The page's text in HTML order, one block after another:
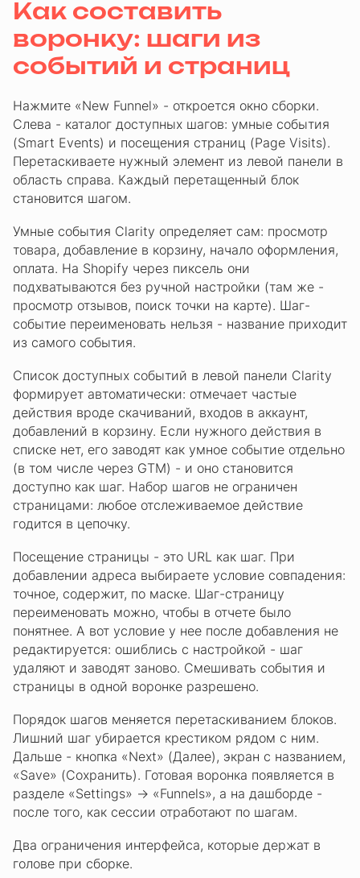
Как составить
воронку: шаги из
событий и страниц
Нажмите «New Funnel» - откроется окно сборки.
Слева - каталог доступных шагов: умные события
(Smart Events) и посещения страниц (Page Visits).
Перетаскиваете нужный элемент из левой панели в
область справа. Каждый перетащенный блок
становится шагом.
Умные события Clarity определяет сам: просмотр
товара, добавление в корзину, начало оформления,
оплата. На Shopify через пиксель они
подхватываются без ручной настройки (там же -
просмотр отзывов, поиск точки на карте). Шаг-
событие переименовать нельзя - название приходит
из самого события.
Список доступных событий в левой панели Clarity
формирует автоматически: отмечает частые
действия вроде скачиваний, входов в аккаунт,
добавлений в корзину. Если нужного действия в
списке нет, его заводят как умное событие отдельно
(в том числе через GTM) - и оно становится
доступно как шаг. Набор шагов не ограничен
страницами: любое отслеживаемое действие
годится в цепочку.
Посещение страницы - это URL как шаг. При
добавлении адреса выбираете условие совпадения:
точное, содержит, по маске. Шаг-страницу
переименовать можно, чтобы в отчете было
понятнее. А вот условие у нее после добавления не
редактируется: ошиблись с настройкой - шаг
удаляют и заводят заново. Смешивать события и
страницы в одной воронке разрешено.
Порядок шагов меняется перетаскиванием блоков.
Лишний шаг убирается крестиком рядом с ним.
Дальше - кнопка «Next» (Далее), экран с названием,
«Save» (Сохранить). Готовая воронка появляется в
разделе «Settings» → «Funnels», а на дашборде -
после того, как сессии отработают по шагам.
Два ограничения интерфейса, которые держат в
голове при сборке.